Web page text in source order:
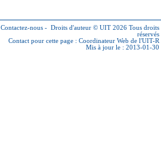
Contactez-nous - Droits d'auteur © UIT 2026 Tous droits
réservés
Contact pour cette page : Coordinateur Web de l'UIT-R
Mis à jour le : 2013-01-30